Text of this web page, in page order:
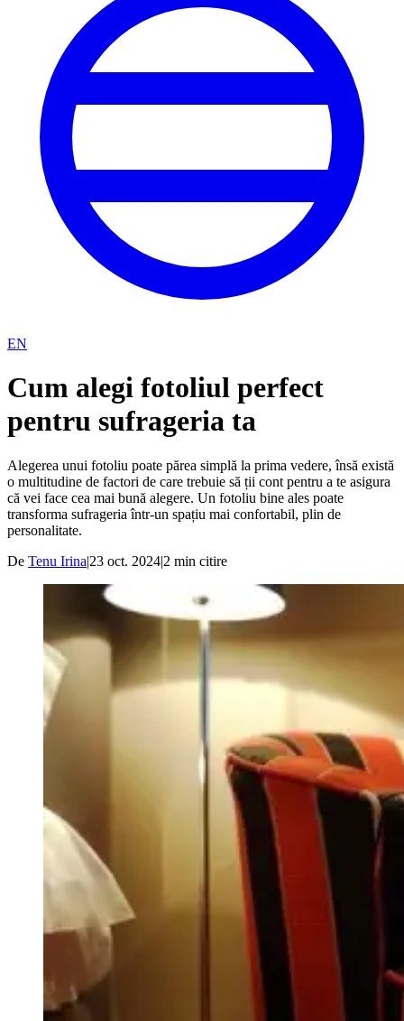
EN
Cum alegi fotoliul perfect
pentru sufrageria ta
Alegerea unui fotoliu poate părea simplă la prima vedere, însă există
o multitudine de factori de care trebuie să ții cont pentru a te asigura
că vei face cea mai bună alegere. Un fotoliu bine ales poate
transforma sufrageria într-un spațiu mai confortabil, plin de
personalitate.
De Tenu Irina|23 oct. 2024|2 min citire